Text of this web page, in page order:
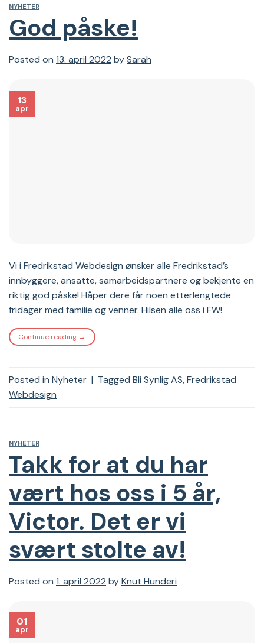
NYHETER
God påske!
Posted on 13. april 2022 bySarah
13
apr
Vi i Fredrikstad Webdesign ønsker alle Fredrikstad’s
innbyggere, ansatte, samarbeidspartnere og bekjente en
riktig god påske! Håper dere får noen etterlengtede
fridager med familie og venner. Hilsen alle oss i FW!
Continue reading →
Posted in Nyheter | Tagged Bli Synlig AS,Fredrikstad
Webdesign
NYHETER
Takk for at du har
vært hos oss i 5 år,
Victor. Det er vi
svært stolte av!
Posted on 1. april 2022 byKnut Hunderi
01
apr